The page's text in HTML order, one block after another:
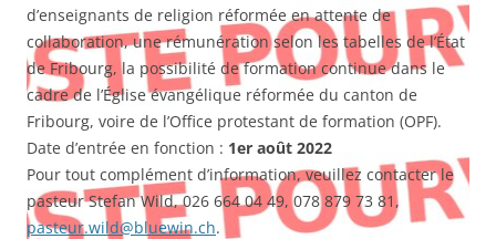
d’enseignants de religion réformée en attente de
collaboration, une rémunération selon les tabelles de l’État
de Fribourg, la possibilité de formation continue dans le
cadre de l’Église évangélique réformée du canton de
Fribourg, voire de l’Office protestant de formation (OPF).
Date d’entrée en fonction : 1er août 2022
Pour tout complément d’information, veuillez contacter le
pasteur Stefan Wild, 026 664 04 49, 078 879 73 81,
pasteur.wild@bluewin.ch.